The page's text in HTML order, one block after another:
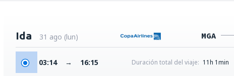
Ida 31 ago (lun) MGA
03:14 → 16:15 Duración total del viaje: 11h 1min